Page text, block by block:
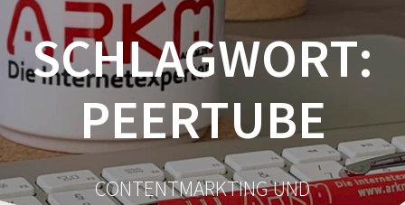
SCHLAGWORT:
PEERTUBE
CONTENTMARKTING UND